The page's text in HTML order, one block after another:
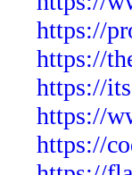
https://
https://
https://
https://
https://